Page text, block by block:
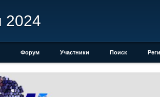
2024
Форум Участники Поиск